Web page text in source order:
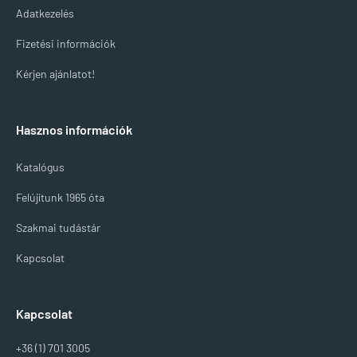
Adatkezelés
Fizetési információk
Kérjen ajánlatot!
Hasznos információk
Katalógus
Felújítunk 1965 óta
Szakmai tudástár
Kapcsolat
Kapcsolat
+36 (1) 701 3005